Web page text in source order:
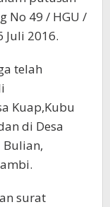
No 49 / HGU /
Juli 2016.
telah
Kuap,Kubu
di Desa
Bulian,
surat